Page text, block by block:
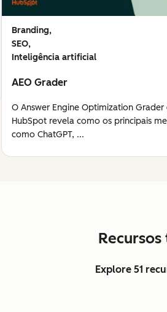
Branding,
SEO,
Inteligência artificial
AEO Grader
O Answer Engine Optimization
HubSpot revela como os principais
como ChatGPT, ...
Explore 51